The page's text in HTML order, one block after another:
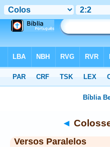
◄
Versos Paralelos